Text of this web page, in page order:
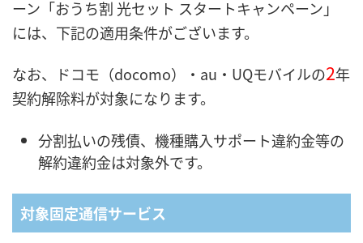
ーン「おうち割 光セット スタートキャンペーン」
には、下記の適用条件がございます。
なお、ドコモ（docomo）・au・UQモバイルの2年
契約解除料が対象になります。
分割払いの残債、機種購入サポート違約金等の
解約違約金は対象外です。
対象固定通信サービス